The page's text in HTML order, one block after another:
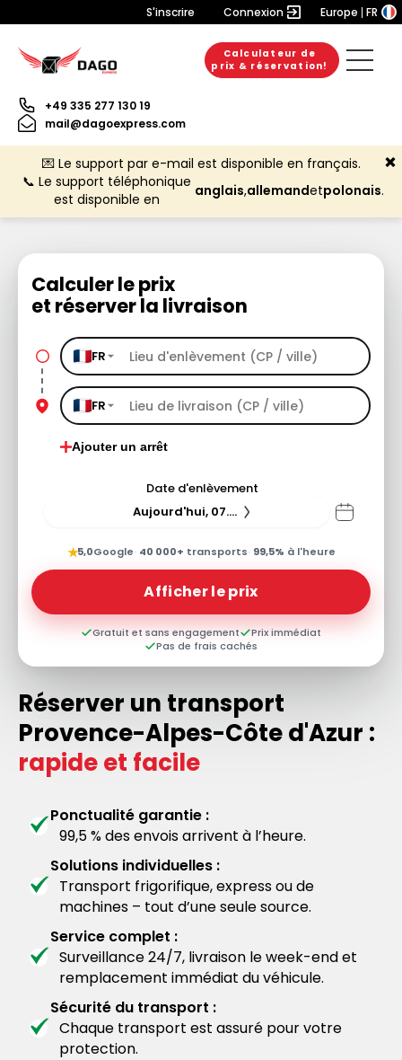
S'inscrire Connexion Europe FR
Calculateur de
prix & réservation!
+49 335 277 130 19
mail@dagoexpress.com
💌 Le support par e-mail est disponible en français.
📞 Le support téléphonique
est disponible en
anglais,allemandetpolonais.
Calculer le prix
et réserver la livraison
FR
FR
Ajouter un arrêt
Date d'enlèvement
Aujourd'hui, 07.08.26
★5,0Google· 40 000+ transports· 99,5% à l'heure
Afficher le prix
Gratuit et sans engagement
Prix immédiat
Pas de frais cachés
Réserver un transport
Provence-Alpes-Côte d'Azur :
rapide et facile
Ponctualité garantie :
99,5 % des envois arrivent à l’heure.
Solutions individuelles :
Transport frigorifique, express ou de
machines – tout d’une seule source.
Service complet :
Surveillance 24/7, livraison le week-end et
remplacement immédiat du véhicule.
Sécurité du transport :
Chaque transport est assuré pour votre
protection.